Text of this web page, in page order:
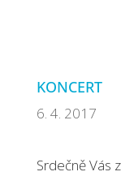
KONCERT
6. 4. 2017
Srdečně Vás